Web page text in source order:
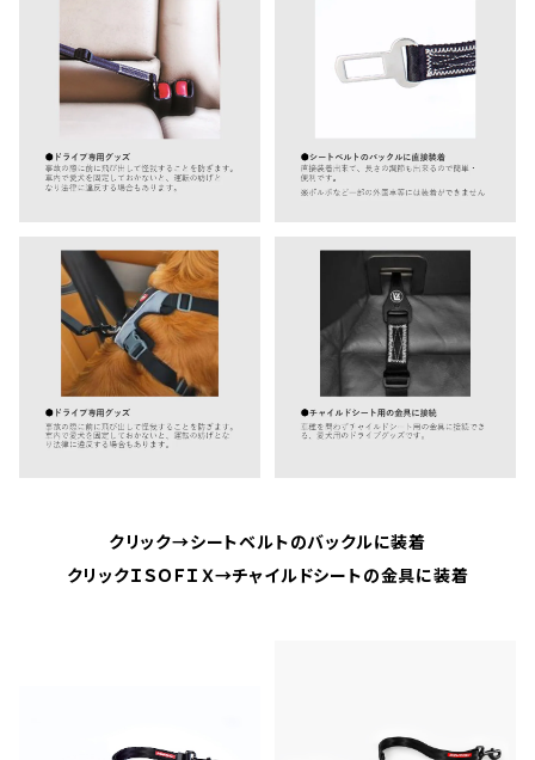
クリック→シートベルトのバックルに装着
クリックＩＳＯＦＩＸ→チャイルドシートの金具に装着